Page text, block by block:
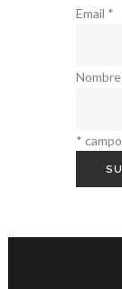
Email *
Nombre
*